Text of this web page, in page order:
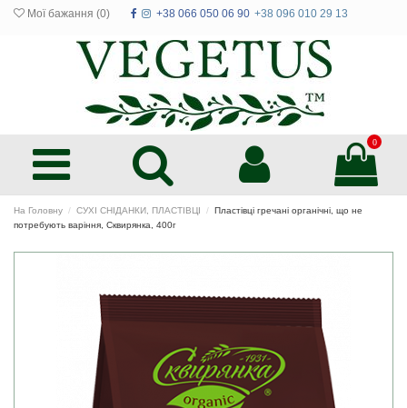
Мої бажання (0) +38 066 050 06 90 +38 096 010 29 13
0
На Головну СУХІ СНІДАНКИ, ПЛАСТІВЦІ
Пластівці гречані органічні, що не
потребують варіння, Сквирянка, 400г